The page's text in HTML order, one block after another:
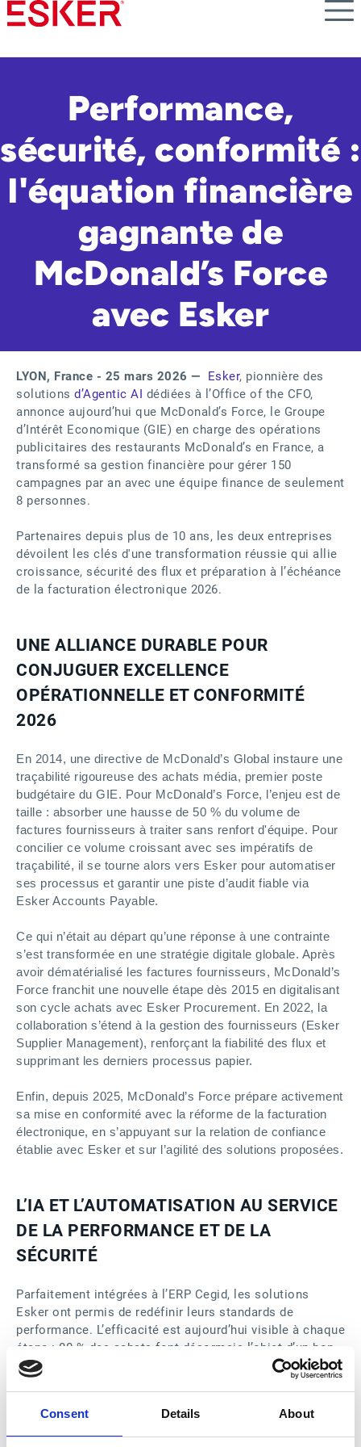
Consent Details About
Skip
to
content
Performance,
sécurité, conformité :
l'équation financière
gagnante de
McDonald’s Force
avec Esker
LYON, France - 25 mars 2026 — Esker, pionnière des
solutions d’Agentic AI dédiées à l’Office of the CFO,
annonce aujourd’hui que McDonald’s Force, le Groupe
d’Intérêt Economique (GIE) en charge des opérations
publicitaires des restaurants McDonald’s en France, a
transformé sa gestion financière pour gérer 150
campagnes par an avec une équipe finance de seulement
8 personnes.
Partenaires depuis plus de 10 ans, les deux entreprises
dévoilent les clés d'une transformation réussie qui allie
croissance, sécurité des flux et préparation à l’échéance
de la facturation électronique 2026.
UNE ALLIANCE DURABLE POUR
CONJUGUER EXCELLENCE
OPÉRATIONNELLE ET CONFORMITÉ
2026
En 2014, une directive de McDonald’s Global instaure une
traçabilité rigoureuse des achats média, premier poste
budgétaire du GIE. Pour McDonald’s Force, l’enjeu est de
taille : absorber une hausse de 50 % du volume de
factures fournisseurs à traiter sans renfort d'équipe. Pour
concilier ce volume croissant avec ses impératifs de
traçabilité, il se tourne alors vers Esker pour automatiser
ses processus et garantir une piste d’audit fiable via
Esker Accounts Payable.
Ce qui n’était au départ qu’une réponse à une contrainte
s’est transformée en une stratégie digitale globale. Après
avoir dématérialisé les factures fournisseurs, McDonald’s
Force franchit une nouvelle étape dès 2015 en digitalisant
son cycle achats avec Esker Procurement. En 2022, la
collaboration s’étend à la gestion des fournisseurs (Esker
Supplier Management), renforçant la fiabilité des flux et
supprimant les derniers processus papier.
Enfin, depuis 2025, McDonald’s Force prépare activement
sa mise en conformité avec la réforme de la facturation
électronique, en s’appuyant sur la relation de confiance
établie avec Esker et sur l’agilité des solutions proposées.
L’IA ET L’AUTOMATISATION AU SERVICE
DE LA PERFORMANCE ET DE LA
SÉCURITÉ
Parfaitement intégrées à l’ERP Cegid, les solutions
Esker ont permis de redéfinir leurs standards de
performance. L’efficacité est aujourd’hui visible à chaque
étape : 80 % des achats font désormais l’objet d’un bon
de commande (PO), ce qui accélère considérablement la
saisie comptable et offre une visibilité accrue sur les
Au-delà du gain de temps, la sécurité est devenue un